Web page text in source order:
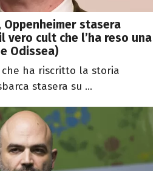
stasera
vero cult che l’ha reso una
Odissea)
ha riscritto la storia
stasera su ...